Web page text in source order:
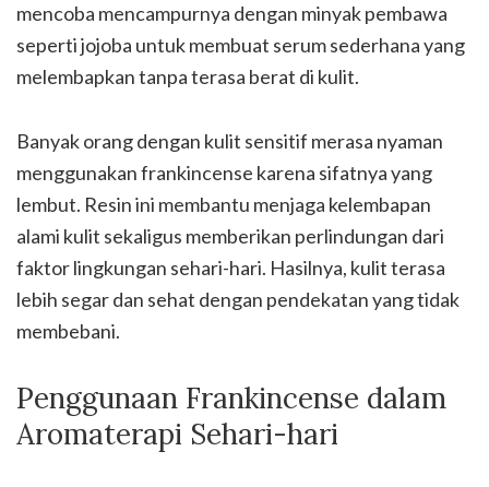
mencoba mencampurnya dengan minyak pembawa
seperti jojoba untuk membuat serum sederhana yang
melembapkan tanpa terasa berat di kulit.
Banyak orang dengan kulit sensitif merasa nyaman
menggunakan frankincense karena sifatnya yang
lembut. Resin ini membantu menjaga kelembapan
alami kulit sekaligus memberikan perlindungan dari
faktor lingkungan sehari-hari. Hasilnya, kulit terasa
lebih segar dan sehat dengan pendekatan yang tidak
membebani.
Penggunaan Frankincense dalam
Aromaterapi Sehari-hari